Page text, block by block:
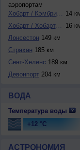
аэропортам
Хобарт / Кэмбридж 14
Хобарт / Хобарт И...
16
Лонсестон 149 км
Страхан 185 км
Сент-Хеленс 189 км
Девонпорт204 км
ВОДА
Температура воды
+12 °C
АСТРОНОМИЯ